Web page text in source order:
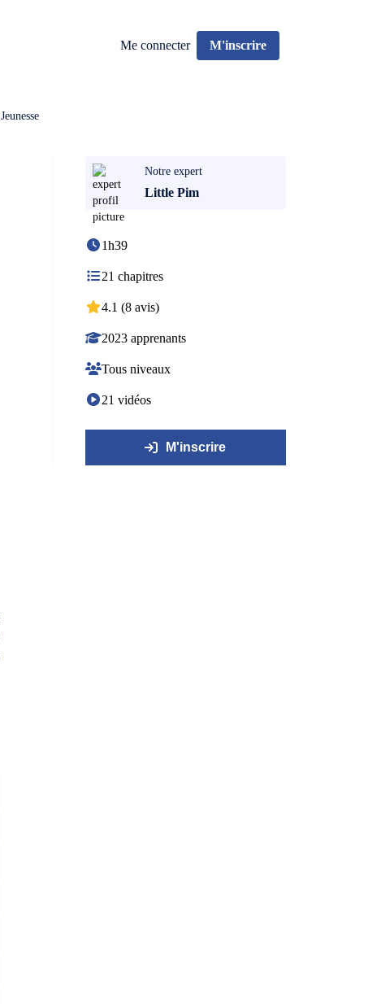
Me connecter M'inscrire
Jeunesse
Notre expert
Little Pim
1h39
21 chapitres
4.1 (8 avis)
2023 apprenants
Tous niveaux
21 vidéos
M'inscrire